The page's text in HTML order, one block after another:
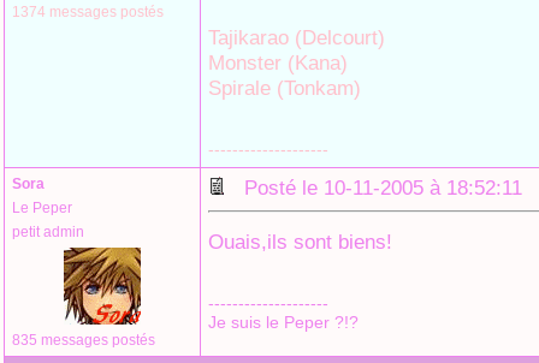
1374 messages postés
Tajikarao (Delcourt)
Monster (Kana)
Spirale (Tonkam)
--------------------
Sora
Le Peper
petit admin
835 messages postés
Posté le 10-11-2005 à 18:52:11
Ouais,ils sont biens!
--------------------
Je suis le Peper ?!?